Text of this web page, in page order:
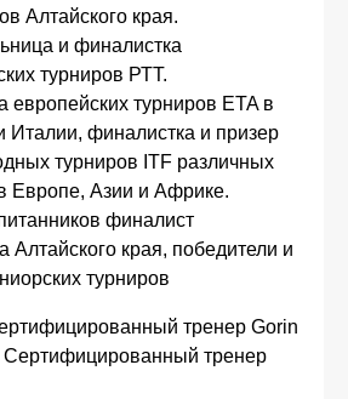
Алтайского края.
и финалистка
турниров РТТ.
европейских турниров ETA в
Италии, финалистка и призер
турниров ITF различных
Европе, Азии и Африке.
финалист
Алтайского края, победители и
турниров
тренер Gorin
Сертифицированный тренер